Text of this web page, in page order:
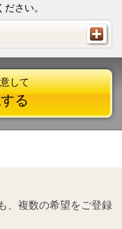
さい。
して
る
、複数の希望をご登録